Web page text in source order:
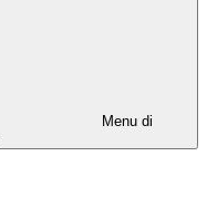
Menu di